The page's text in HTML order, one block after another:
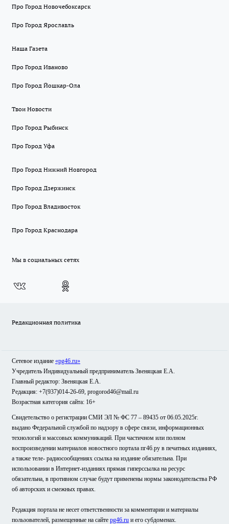
Про Город Новочебоксарск
Про Город Ярославль
Наша Газета
Про Город Иваново
Про Город Йошкар-Ола
Твои Новости
Про Город Рыбинск
Про Город Уфа
Про Город Нижний Новгород
Про Город Дзержинск
Про Город Владивосток
Про Город Краснодара
Мы в социальных сетях
Редакционная политика
Сетевое издание «pg46.ru»
Учредитель Индивидуальный предприниматель Звеняцкая Е.А.
Главный редактор: Звеняцкая Е.А.
Редакция: +7(937)014-26-69, progorod46@mail.ru
Возрастная категория сайта: 16+
Свидетельство о регистрации СМИ ЭЛ № ФС 77 – 89435 от 06.05.2025г.
выдано Федеральной службой по надзору в сфере связи, информационных
технологий и массовых коммуникаций. При частичном или полном
воспроизведении материалов новостного портала пг46.ру в печатных изданиях,
а также теле- радиосообщениях ссылка на издание обязательна. При
использовании в Интернет-изданиях прямая гиперссылка на ресурс
обязательна, в противном случае будут применены нормы законодательства РФ
об авторских и смежных правах.
Редакция портала не несет ответственности за комментарии и материалы
пользователей, размещенные на сайте pg46.ru и его субдоменах.